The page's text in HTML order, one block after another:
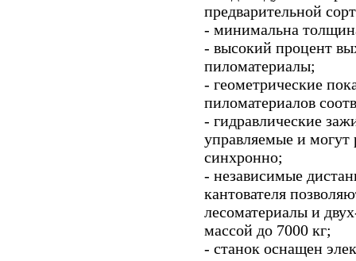
предварительной
- минимальна
- высокий процент
пиломатериалы;
- геометрические
пиломатериалов
- гидравлические
управляемые и могут
синхронно;
- независимые
кантователя
лесоматериалы и
массой до 7000 кг;
- станок оснащен